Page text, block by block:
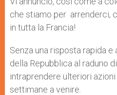
che stiamo per arrenderci,
in tutta la Francia!
Senza una risposta rapida
della Repubblica al raduno
intraprendere ulteriori
settimane a venire.